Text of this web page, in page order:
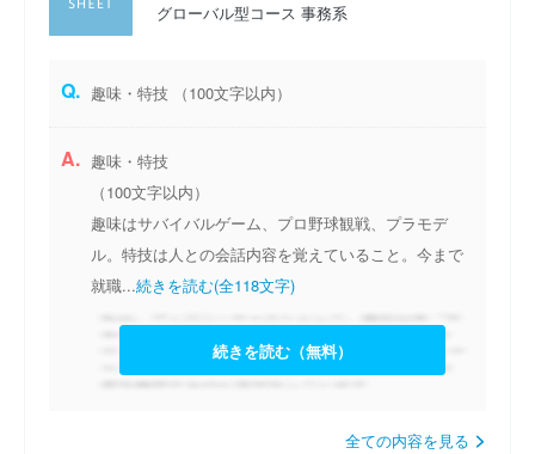
グローバル型コース 事務系
Q. 趣味・特技 （100文字以内）
A. 趣味・特技
（100文字以内）
趣味はサバイバルゲーム、プロ野球観戦、プラモデ
ル。特技は人との会話内容を覚えていること。今まで
就職...続きを読む(全118文字)
続きを読む（無料）
全ての内容を見る